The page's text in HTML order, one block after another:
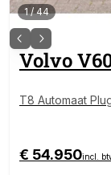
1/44
Volvo
T8 Automaat
mera achter |
rman en Kardon|
€ 54.950incl.